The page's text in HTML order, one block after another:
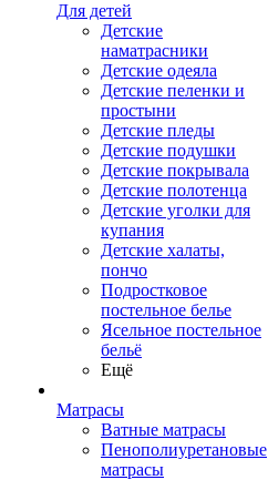
Для детей
Детские
наматрасники
Детские одеяла
Детские пеленки и
простыни
Детские пледы
Детские подушки
Детские покрывала
Детские полотенца
Детские уголки для
купания
Детские халаты,
пончо
Подростковое
постельное белье
Ясельное постельное
бельё
Ещё
Матрасы
Ватные матрасы
Пенополиуретановые
матрасы